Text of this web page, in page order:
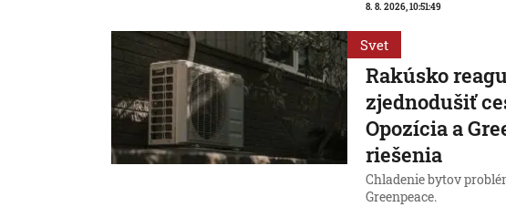
8. 8. 2026, 10:51:49
Svet
Rakúsko
zjednodušiť
Opozícia a
riešenia
Chladenie bytov
Greenpeace.